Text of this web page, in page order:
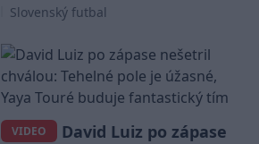
Slovenský futbal
VIDEO
David Luiz po zápase